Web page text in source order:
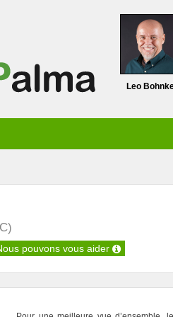
Leo
pouvons vous aider